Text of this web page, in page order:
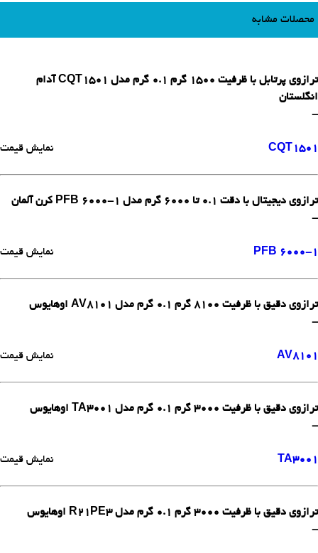
محصلات مشابه
ترازوی پرتابل با ظرفیت 1500 گرم 0.1 گرم مدل CQT1501 آدام
انگلستان
-
CQT1501 نمایش قیمت
ترازوی دیجیتال با دقت 0.1 تا 6000 گرم مدل PFB 6000-1 کرن آلمان
-
PFB 6000-1 نمایش قیمت
ترازوی دقیق با ظرفیت 8100 گرم 0.1 گرم مدل AV8101 اوهایوس
-
AV8101 نمایش قیمت
ترازوی دقیق با ظرفیت 3000 گرم 0.1 گرم مدل TA3001 اوهایوس
-
TA3001 نمایش قیمت
ترازوی دقیق با ظرفیت 3000 گرم 0.1 گرم مدل R21PE3 اوهایوس
-